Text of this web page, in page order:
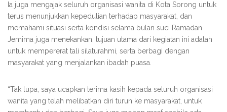
Ia juga mengajak seluruh organisasi wanita di Kota Sorong untuk
terus menunjukkan kepedulian terhadap masyarakat, dan
memahami situasi serta kondisi selama bulan suci Ramadan.
Jemima juga menekankan, tujuan utama dari kegiatan ini adalah
untuk mempererat tali silaturahmi, serta berbagi dengan
masyarakat yang menjalankan ibadah puasa.
“Tak lupa, saya ucapkan terima kasih kepada seluruh organisasi
wanita yang telah melibatkan diri turun ke masyarakat, untuk